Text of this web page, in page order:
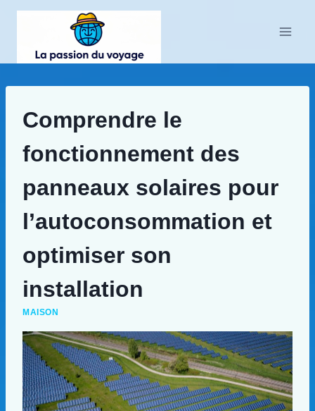
Aller
contenu
Comprendre le
fonctionnement des
panneaux solaires pour
l’autoconsommation et
optimiser son
installation
MAISON